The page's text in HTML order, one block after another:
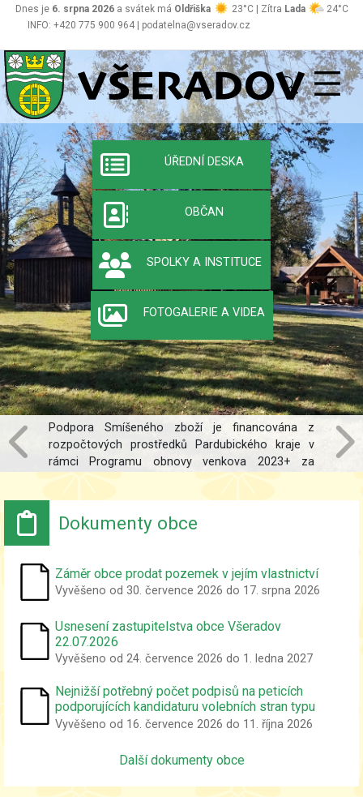
INFO: +420 775 900 964 | podatelna@vseradov.cz
Dnes je 6. srpna 2026a svátek má Oldřiška 23°C | Zítra Lada 24°C
Všeradov
Oficiální stránky
ÚŘEDNÍ DESKA
OBČAN
SPOLKY A INSTITUCE
FOTOGALERIE A VIDEA
Podpora Smíšeného zboží je financována z
rozpočtových prostředků Pardubického kraje v
rámci Programu obnovy venkova 2023+ za
Dokumenty obce
Záměr obce prodat pozemek v jejím vlastnictví
Vyvěšeno od 30. července 2026 do 17. srpna 2026
Usnesení zastupitelstva obce Všeradov
22.07.2026
Vyvěšeno od 24. července 2026 do 1. ledna 2027
Nejnižší potřebný počet podpisů na peticích
podporujících kandidaturu volebních stran typu
nezávislý kandidát a sdružení nezávislých
Vyvěšeno od 16. července 2026 do 11. října 2026
Další dokumenty obce